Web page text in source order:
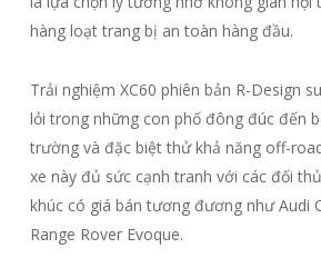
hàng loạt trang bị an toàn hàng đầu.
Trải nghiệm XC60 phiên bản R-Design
lỏi trong những con phố đông đúc đến
trường và đặc biệt thử khả năng off-
xe này đủ sức cạnh tranh với các đối
khúc có giá bán tương đương như Audi
Range Rover Evoque.